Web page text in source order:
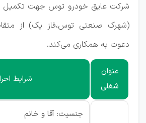
شرکت عایق خودرو توس جهت تکمیل
(شهرک صنعتی توس،فاز یک) از
دعوت به همکاری می‌کند.
عنوان
شغلی
شرایط
جنسیت: آقا و خانم